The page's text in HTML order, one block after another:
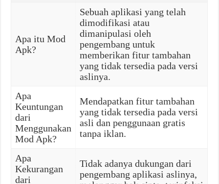
Apa itu Mod
Apk?
Sebuah aplikasi yang telah
dimodifikasi atau
dimanipulasi oleh
pengembang untuk
memberikan fitur tambahan
yang tidak tersedia pada versi
aslinya.
Apa
Keuntungan
dari
Menggunakan
Mod Apk?
Mendapatkan fitur tambahan
yang tidak tersedia pada versi
asli dan penggunaan gratis
tanpa iklan.
Apa
Kekurangan
dari
Tidak adanya dukungan dari
pengembang aplikasi aslinya,